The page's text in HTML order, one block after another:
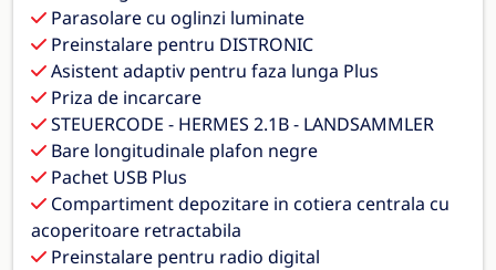
Parasolare cu oglinzi luminate
Preinstalare pentru DISTRONIC
Asistent adaptiv pentru faza lunga Plus
Priza de incarcare
STEUERCODE - HERMES 2.1B - LANDSAMMLER
Bare longitudinale plafon negre
Pachet USB Plus
Compartiment depozitare in cotiera centrala cu
acoperitoare retractabila
Preinstalare pentru radio digital